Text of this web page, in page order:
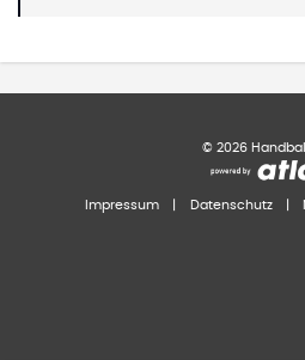
© 2026
Impressum Datenschutz